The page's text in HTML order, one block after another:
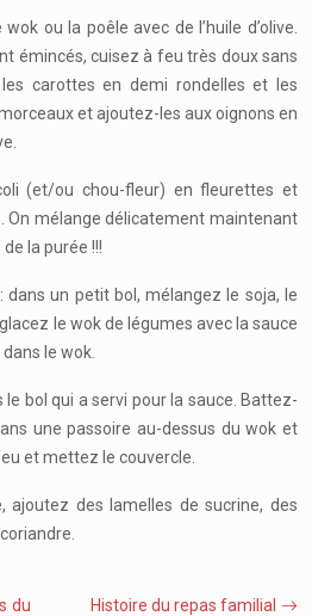
ou la poêle avec de l’huile d’olive.
émincés, cuisez à feu très doux sans
carottes en demi rondelles et les
et ajoutez-les aux oignons en
(et/ou chou-fleur) en fleurettes et
On mélange délicatement maintenant
la purée !!!
dans un petit bol, mélangez le soja, le
le wok de légumes avec la sauce
le wok.
le bol qui a servi pour la sauce. Battez-
une passoire au-dessus du wok et
et mettez le couvercle.
ajoutez des lamelles de sucrine, des
du
Histoire du repas familial